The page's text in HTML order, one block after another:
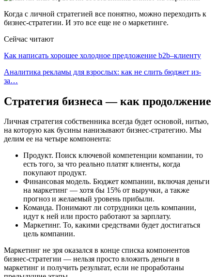
Когда с личной стратегией все понятно, можно переходить к
бизнес-стратегии. И это все еще не о маркетинге.
Сейчас читают
Как написать хорошее холодное предложение b2b–клиенту
Аналитика рекламы для взрослых: как не слить бюджет из-
за…
Стратегия бизнеса — как продолжение
Личная стратегия собственника всегда будет основой, нитью,
на которую как бусины нанизывают бизнес-стратегию. Мы
делим ее на четыре компонента:
Продукт. Поиск ключевой компетенции компании, то
есть того, за что реально платят клиенты, когда
покупают продукт.
Финансовая модель. Бюджет компании, включая деньги
на маркетинг — хотя бы 15% от выручки, а также
прогноз и желаемый уровень прибыли.
Команда. Понимают ли сотрудники цель компании,
идут к ней или просто работают за зарплату.
Маркетинг. То, какими средствами будет достигаться
цель компании.
Маркетинг не зря оказался в конце списка компонентов
бизнес-стратегии — нельзя просто вложить деньги в
маркетинг и получить результат, если не проработаны